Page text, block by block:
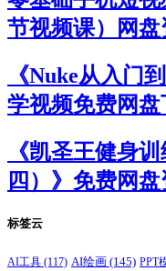
节视频课）网
《Nuke从入门
学视频免费网盘
《凯圣王健身
四）》免费网
标签云
AI工具 (117) AI绘画 (145) PPT